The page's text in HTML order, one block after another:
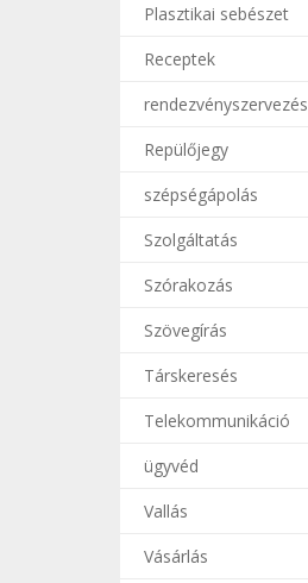
Plasztikai sebészet
Receptek
rendezvényszervezés
Repülőjegy
szépségápolás
Szolgáltatás
Szórakozás
Szövegírás
Társkeresés
Telekommunikáció
ügyvéd
Vallás
Vásárlás